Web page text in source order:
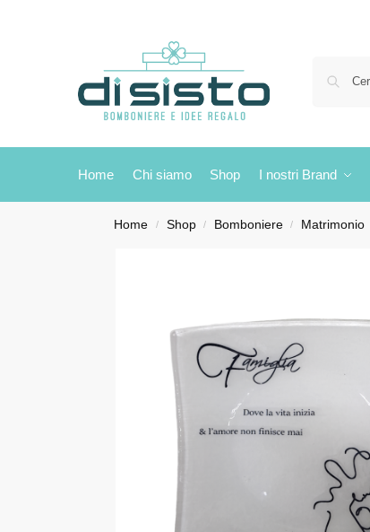
Home Chi siamo Shop I nostri Brand
Home / Shop / Bomboniere / Matrimonio